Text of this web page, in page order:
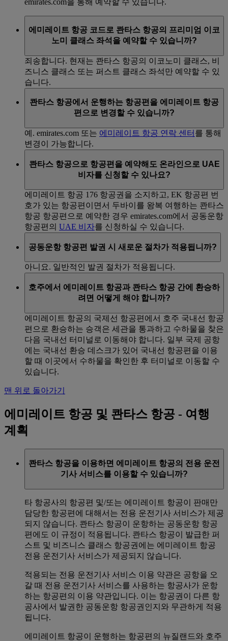
에미레이트 항공 코드로 콴타스 항공의 프리미엄 이코
노미 클래스 좌석을 예약할 수 있습니까?
죄송합니다. 현재는 콴타스 항공의 이코노미 클래스, 비
즈니스 클래스 또는 퍼스트 클래스 좌석만 예약할 수 있
습니다.
콴타스 항공에서 운행하는 항공편을 에미레이트 항공
편으로 변경할 수 있습니까?
예. emirates.com 또는 에미레이트 항공 연락 센터 를 통해
변경이 가능합니다.
콴타스 항공으로 항공편을 예약해도 온라인으로 UAE
비자를 신청할 수 있나요?
에미레이트 항공 176 항공권을 소지하고, EK 항공편 번
호가 있는 항공편이면서 두바이를 왕복 여행하는 콴타스
항공 항공편으로 예약한 경우 emirates.com에서 공동운항
항공편의 UAE 비자를 신청하실 수 있습니다.
공동운항 항공편 발권 시 새로운 절차가 적용됩니까?
아니요. 일반적인 발권 절차가 적용됩니다.
호주에서 에미레이트 항공과 콴타스 항공 간에 환승하
려면 어떻게 해야 합니까?
에미레이트 항공의 국제선 항공편에서 호주 국내선 항공
편으로 환승하는 승객은 세관을 통과하고 수하물을 찾은
다음 국내선 터미널로 이동해야 합니다. 일부 국제 공항
에는 국내선 환승 데스크가 있어 국내선 항공편을 이용
할 때 이곳에서 수하물을 확인한 후 터미널로 이동할 수
있습니다.
맨 위로 돌아가기
에미레이트 항공 및 콴타스 항공 - 여행
계획
콴타스 항공을 이용하면 에미레이트 항공의 전용 운전
기사 서비스를 이용할 수 있습니까?
타 항공사의 항공편 및/또는 에미레이트 항공이 판매만
담당한 항공편에 대해서는 전용 운전기사 서비스가 제공
되지 않습니다. 콴타스 항공이 운항하는 공동운항 항공
편에도 이 규정이 적용됩니다. 콴타스 항공이 발급한 퍼
스트 및 비즈니스 클래스 항공권에는 에미레이트 항공
전용 운전기사 서비스가 제공되지 않습니다.
적용되는 전용 운전기사 서비스 이용 약관은 공항을 오
갈 때 전용 운전기사 서비스를 사용하는 항공사가 운항
하는 항공편의 이용 약관입니다. 이는 항공권이 다른 항
공사에서 발권한 공동운항 항공권인지와 무관하게 적용
됩니다.
에미레이트 항공이 운행하는 항공편의 뉴질랜드와 호주